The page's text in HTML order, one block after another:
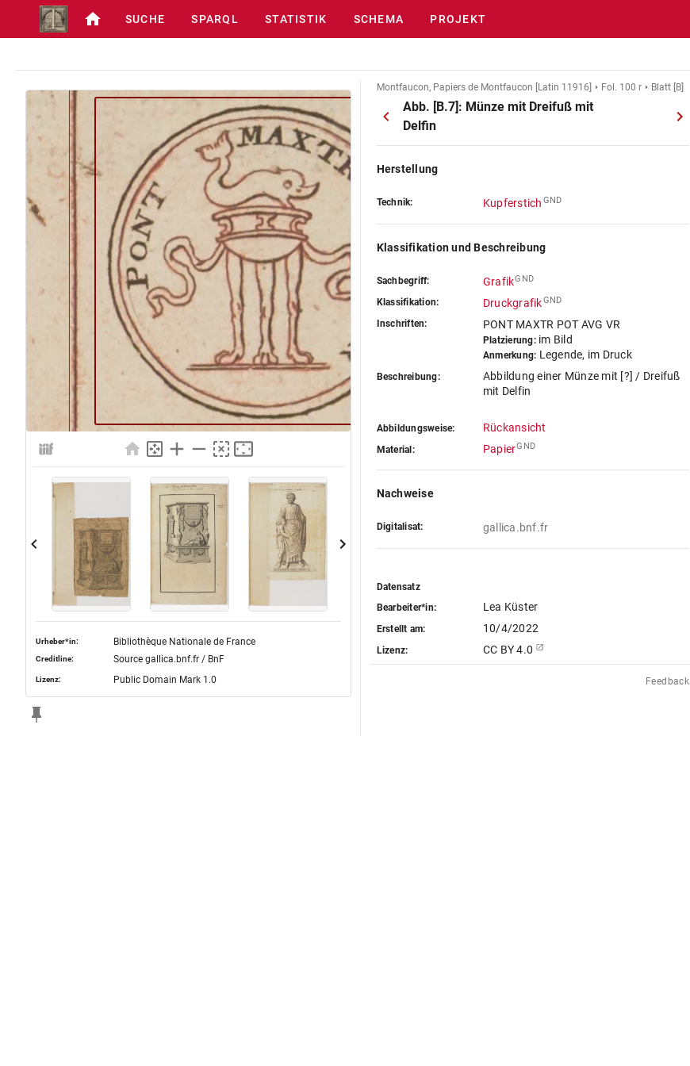
SUCHE SPARQL STATISTIK SCHEMA PROJEKT
Urheber*in: Bibliothèque Nationale de France
Creditline: Source gallica.bnf.fr / BnF
Lizenz: Public Domain Mark 1.0
Montfaucon, Papiers de Montfaucon [Latin 11916] Fol. 100 r Blatt [B]
Abb. [B.7]: Münze mit Dreifuß mit
Delfin
Herstellung
Technik: Kupferstich GND
Klassifikation und Beschreibung
Sachbegriff: GrafikGND
Klassifikation: DruckgrafikGND
Inschriften: PONT MAXTR POT AVG VR
Platzierung:im Bild
Anmerkung: Legende, im Druck
Beschreibung:
Abbildung einer Münze mit [?] / Dreifuß
mit Delfin
Abbildungsweise: Rückansicht
Material: PapierGND
Nachweise
Digitalisat: gallica.bnf.fr
Datensatz
Bearbeiter*in:
Lea Küster
Erstellt am: 10/4/2022
Lizenz: CC BY 4.0
Feedback